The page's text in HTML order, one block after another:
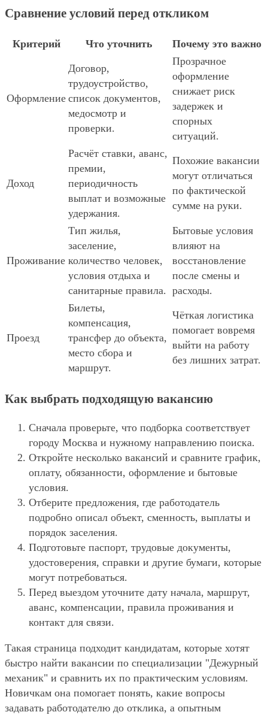
Сравнение условий перед откликом
Критерий Что уточнить Почему это важно
Оформление
Договор,
трудоустройство,
список документов,
медосмотр и
проверки.
Прозрачное
оформление
снижает риск
задержек и
спорных
ситуаций.
Доход
Расчёт ставки, аванс,
премии,
периодичность
выплат и возможные
удержания.
Похожие вакансии
могут отличаться
по фактической
сумме на руки.
Проживание
Тип жилья,
заселение,
количество человек,
условия отдыха и
санитарные правила.
Бытовые условия
влияют на
восстановление
после смены и
расходы.
Проезд
Билеты,
компенсация,
трансфер до объекта,
место сбора и
маршрут.
Чёткая логистика
помогает вовремя
выйти на работу
без лишних затрат.
Как выбрать подходящую вакансию
Сначала проверьте, что подборка соответствует
городу Москва и нужному направлению поиска.
Откройте несколько вакансий и сравните график,
оплату, обязанности, оформление и бытовые
условия.
Отберите предложения, где работодатель
подробно описал объект, сменность, выплаты и
порядок заселения.
Подготовьте паспорт, трудовые документы,
удостоверения, справки и другие бумаги, которые
могут потребоваться.
Перед выездом уточните дату начала, маршрут,
аванс, компенсации, правила проживания и
контакт для связи.
Такая страница подходит кандидатам, которые хотят
быстро найти вакансии по специализации "Дежурный
механик" и сравнить их по практическим условиям.
Новичкам она помогает понять, какие вопросы
задавать работодателю до отклика, а опытным